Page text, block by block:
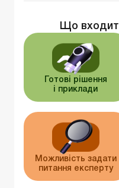
Що
Готові рішення
і приклади
Можливість задати
питання експерту